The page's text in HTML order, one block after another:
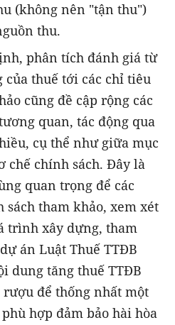
(không nên "tận thu")
thu.
phân tích đánh giá từ
của thuế tới các chỉ tiêu
cũng đề cập rộng các
quan, tác động qua
cụ thể như giữa mục
chế chính sách. Đây là
quan trọng để các
tham khảo, xem xét
trình xây dựng, tham
án Luật Thuế TTĐB
dung tăng thuế TTĐB
để thống nhất một
hợp đảm bảo hài hòa